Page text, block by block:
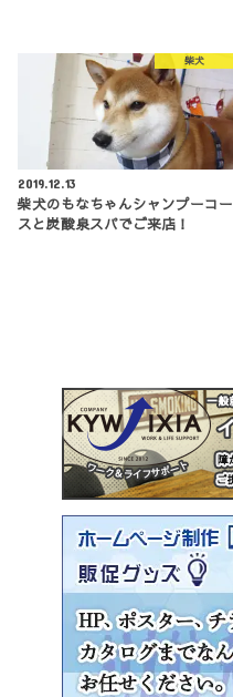
柴犬
2019.12.13
柴犬のもなちゃんシャンプーコー
スと炭酸泉スパでご来店！